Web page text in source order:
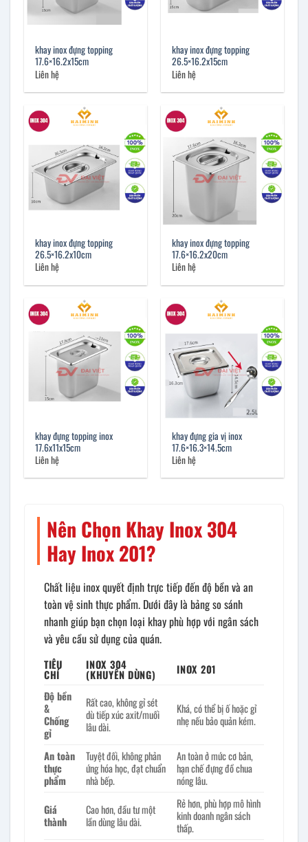
khay inox đựng topping
17.6×16.2x15cm
Liên hệ
khay inox đựng topping
26.5×16.2x15cm
Liên hệ
khay inox đựng topping
26.5×16.2x10cm
Liên hệ
khay inox đựng topping
17.6×16.2x20cm
Liên hệ
khay đựng topping inox
17.6x11x15cm
Liên hệ
khay đựng gia vị inox
17.6×16.3×14.5cm
Liên hệ
Nên Chọn Khay Inox 304
Hay Inox 201?
Chất liệu inox quyết định trực tiếp đến độ bền và an
toàn vệ sinh thực phẩm. Dưới đây là bảng so sánh
nhanh giúp bạn chọn loại khay phù hợp với ngân sách
và yêu cầu sử dụng của quán.
TIÊU
CHÍ
INOX 304
(KHUYÊN DÙNG)
INOX 201
Độ bền
&
Chống
gỉ
Rất cao, không gỉ sét
dù tiếp xúc axit/muối
lâu dài.
Khá, có thể bị ố hoặc gỉ
nhẹ nếu bảo quản kém.
An toàn
thực
phẩm
Tuyệt đối, không phản
ứng hóa học, đạt chuẩn
nhà bếp.
An toàn ở mức cơ bản,
hạn chế đựng đồ chua
nóng lâu.
Giá
thành
Cao hơn, đầu tư một
lần dùng lâu dài.
Rẻ hơn, phù hợp mô hình
kinh doanh ngân sách
thấp.